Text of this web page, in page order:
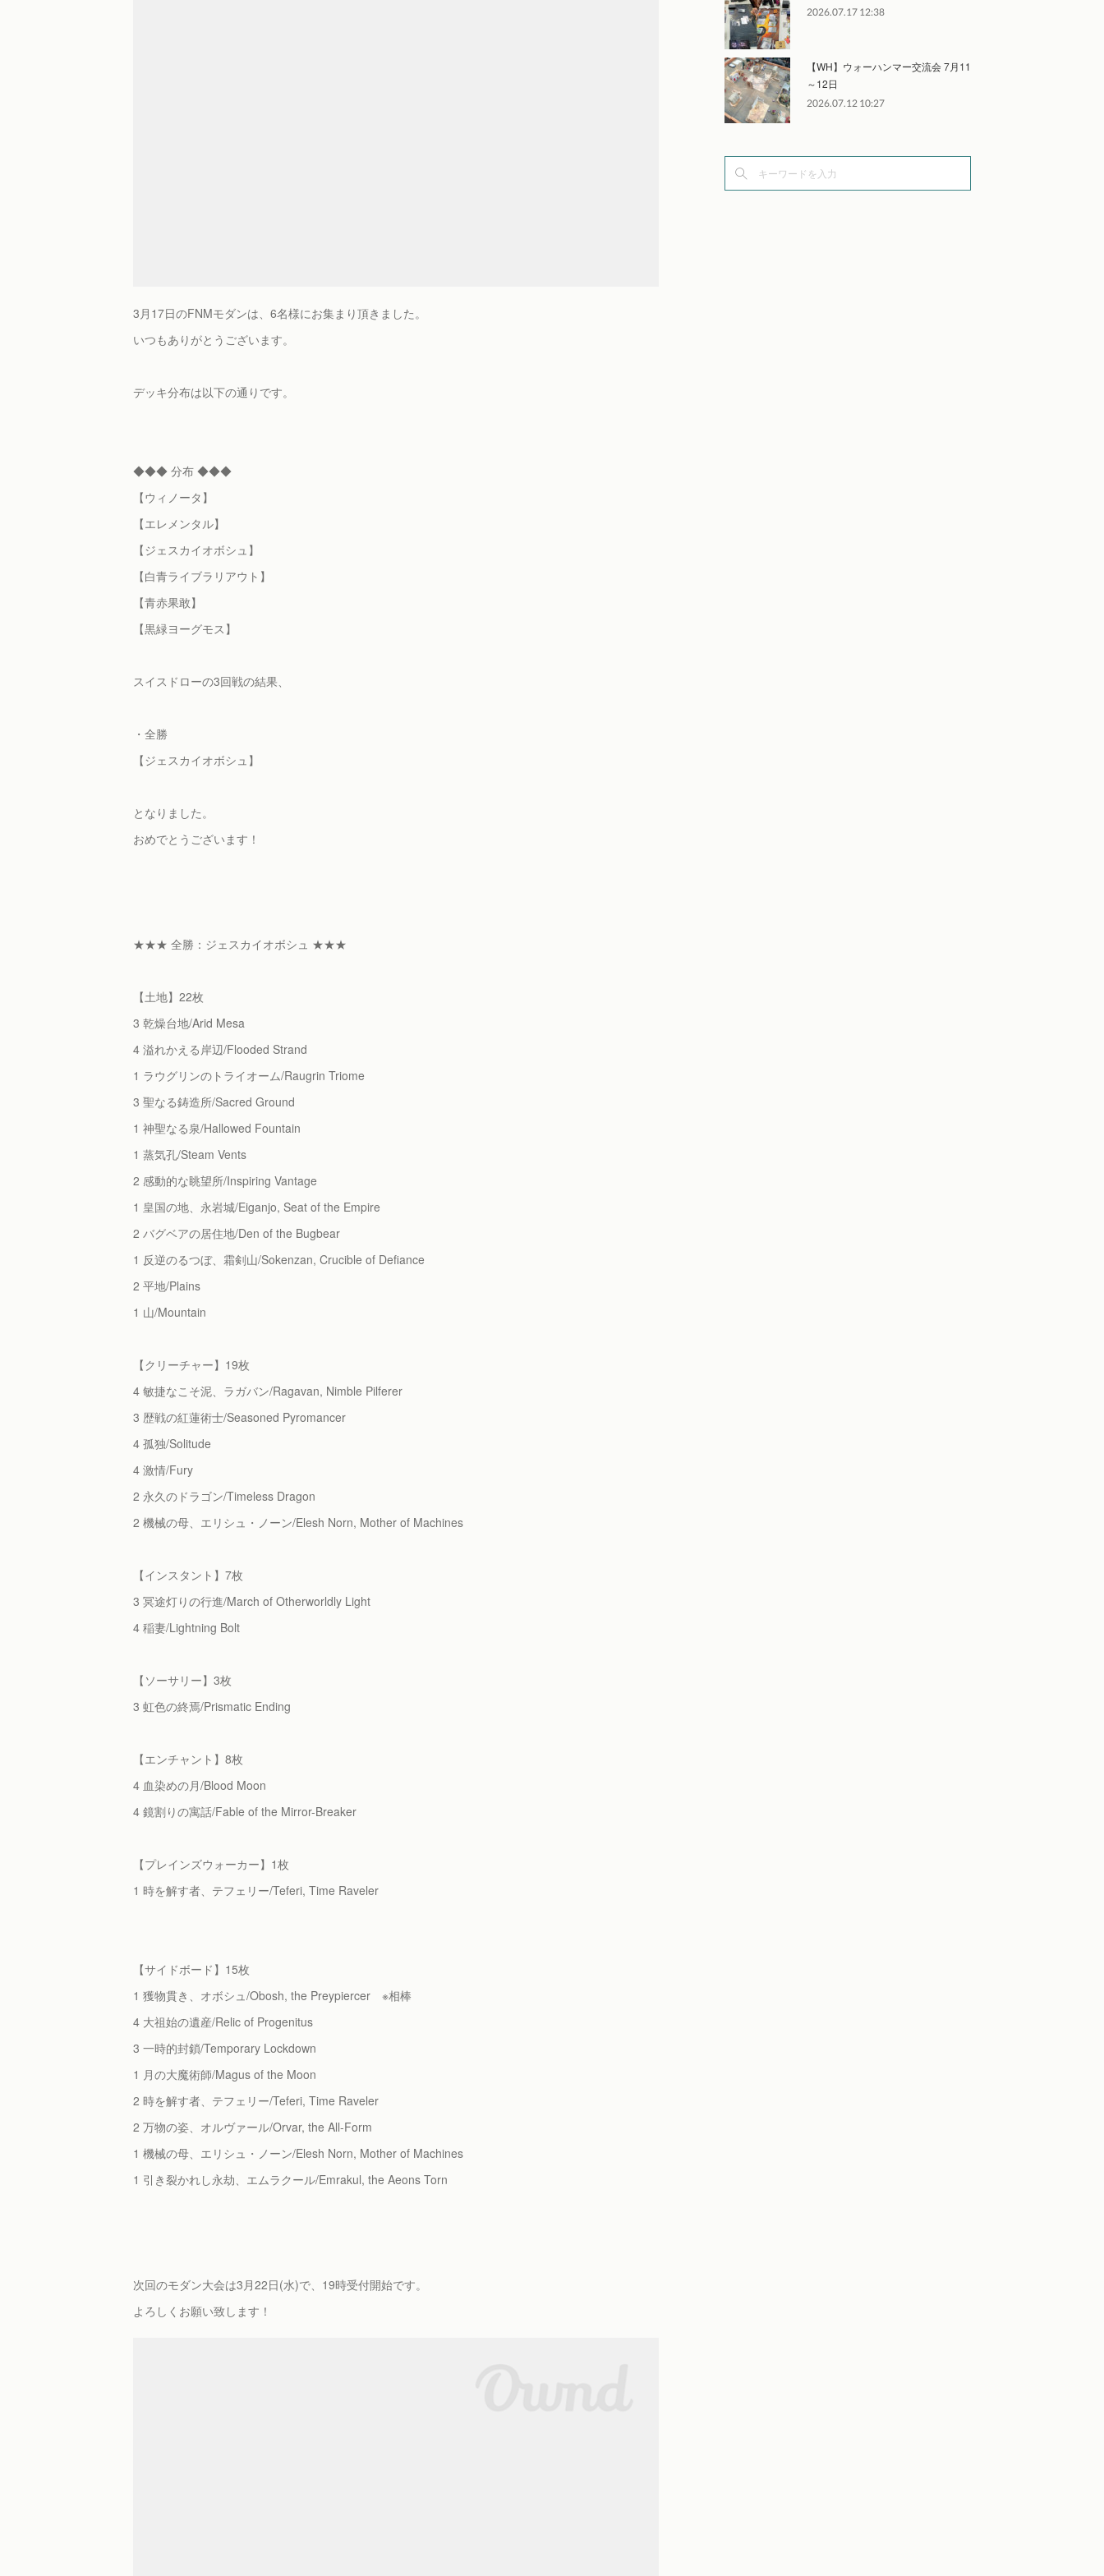
3月17日のFNMモダンは、6名様にお集まり頂きました。
いつもありがとうございます。
デッキ分布は以下の通りです。
◆◆◆ 分布 ◆◆◆
【ウィノータ】
【エレメンタル】
【ジェスカイオボシュ】
【白青ライブラリアウト】
【青赤果敢】
【黒緑ヨーグモス】
スイスドローの3回戦の結果、
・全勝
【ジェスカイオボシュ】
となりました。
おめでとうございます！
★★★ 全勝：ジェスカイオボシュ ★★★
【土地】22枚
3 乾燥台地/Arid Mesa
4 溢れかえる岸辺/Flooded Strand
1 ラウグリンのトライオーム/Raugrin Triome
3 聖なる鋳造所/Sacred Ground
1 神聖なる泉/Hallowed Fountain
1 蒸気孔/Steam Vents
2 感動的な眺望所/Inspiring Vantage
1 皇国の地、永岩城/Eiganjo, Seat of the Empire
2 バグベアの居住地/Den of the Bugbear
1 反逆のるつぼ、霜剣山/Sokenzan, Crucible of Defiance
2 平地/Plains
1 山/Mountain
【クリーチャー】19枚
4 敏捷なこそ泥、ラガバン/Ragavan, Nimble Pilferer
3 歴戦の紅蓮術士/Seasoned Pyromancer
4 孤独/Solitude
4 激情/Fury
2 永久のドラゴン/Timeless Dragon
2 機械の母、エリシュ・ノーン/Elesh Norn, Mother of Machines
【インスタント】7枚
3 冥途灯りの行進/March of Otherworldly Light
4 稲妻/Lightning Bolt
【ソーサリー】3枚
3 虹色の終焉/Prismatic Ending
【エンチャント】8枚
4 血染めの月/Blood Moon
4 鏡割りの寓話/Fable of the Mirror-Breaker
【プレインズウォーカー】1枚
1 時を解す者、テフェリー/Teferi, Time Raveler
【サイドボード】15枚
1 獲物貫き、オボシュ/Obosh, the Preypiercer ※相棒
4 大祖始の遺産/Relic of Progenitus
3 一時的封鎖/Temporary Lockdown
1 月の大魔術師/Magus of the Moon
2 時を解す者、テフェリー/Teferi, Time Raveler
2 万物の姿、オルヴァール/Orvar, the All-Form
1 機械の母、エリシュ・ノーン/Elesh Norn, Mother of Machines
1 引き裂かれし永劫、エムラクール/Emrakul, the Aeons Torn
次回のモダン大会は3月22日(水)で、19時受付開始です。
よろしくお願い致します！
2026.07.17 12:38
【WH】ウォーハンマー交流会 7月11
～12日
2026.07.12 10:27